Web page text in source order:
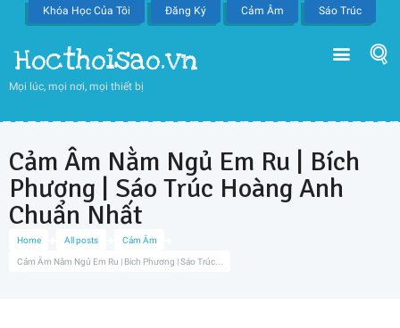
Khóa Học Của Tôi Đăng Ký Cảm Âm Sáo Trúc
Hocthoisao.vn
Mọi lúc, mọi nơi, mọi thiết bị
Home All posts Cảm Âm
Cảm Âm Nằm Ngủ Em Ru | Bích Phương | Sáo Trúc...
Cảm Âm Nằm Ngủ Em Ru | Bích
Phương | Sáo Trúc Hoàng Anh
Chuẩn Nhất